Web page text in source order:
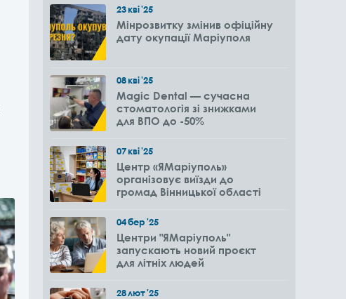
23кві'25
Мінрозвитку змінив офіційну
дату окупації Маріуполя
08кві'25
Magic Dental — сучасна
стоматологія зі знижками
для ВПО до -50%
07кві'25
Центр «ЯМаріуполь»
організовує виїзди до
громад Вінницької області
04бер'25
Центри "ЯМаріуполь"
запускають новий проєкт
для літніх людей
28лют'25